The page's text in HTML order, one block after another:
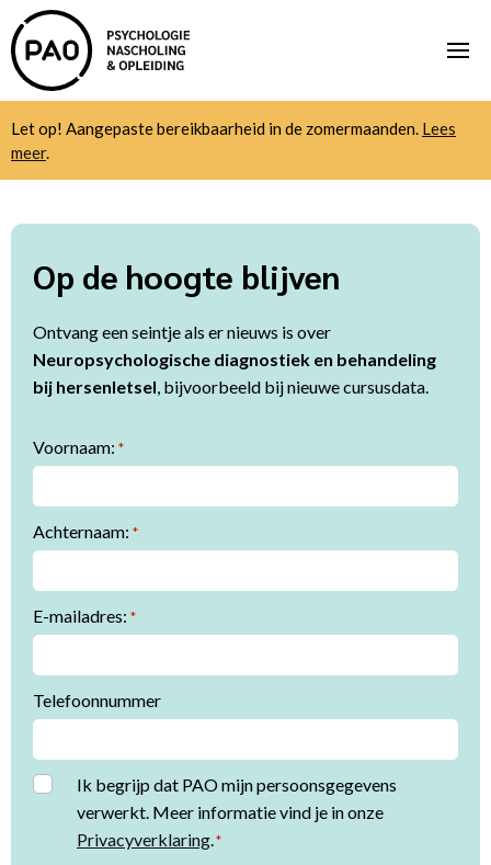
Let op! Aangepaste bereikbaarheid in de zomermaanden. Lees
meer.
Op de hoogte blijven
Ontvang een seintje als er nieuws is over
Neuropsychologische diagnostiek en behandeling
bij hersenletsel , bijvoorbeeld bij nieuwe cursusdata.
Voornaam: *
Achternaam: *
E-mailadres: *
Telefoonnummer
InstemmingIk begrijp dat PAO mijn persoonsgegevens
verwerkt. Meer informatie vind je in onze
Privacyverklaring *